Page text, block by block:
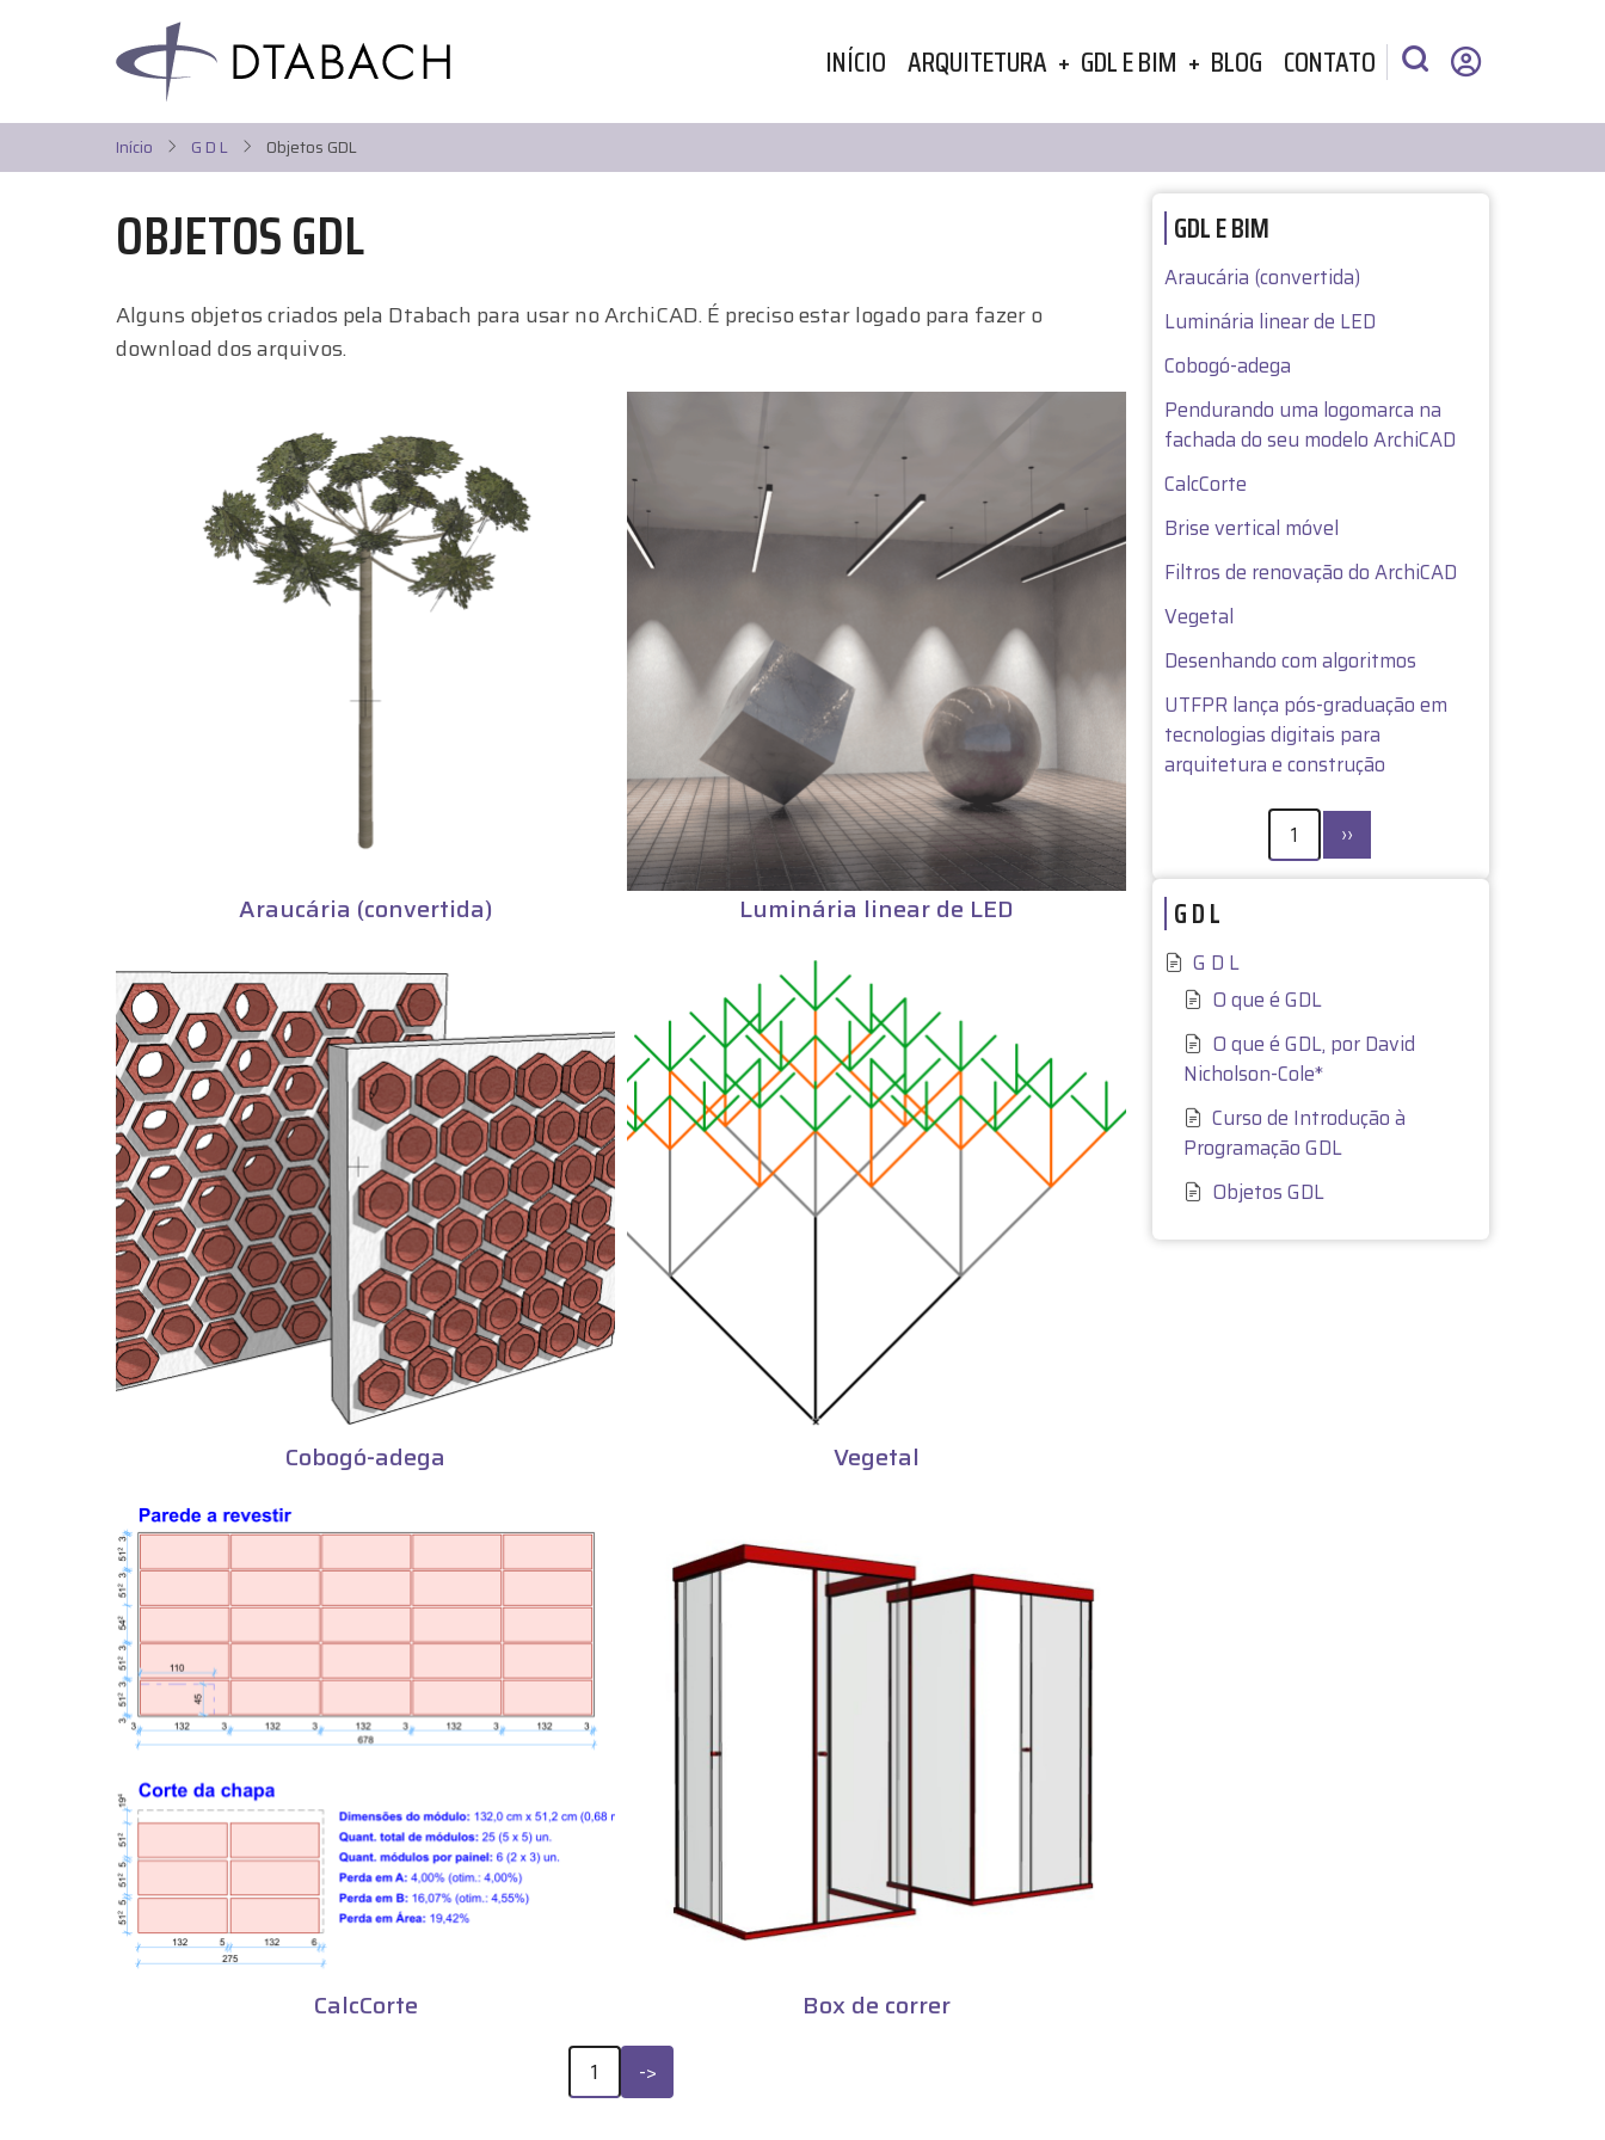
conteúdo
MAIN
NAVIGATION
INÍCIO ARQUITETURA GDL E BIM BLOG CONTATO
Início G D L Objetos GDL
OBJETOS GDL
Alguns objetos criados pela Dtabach para usar no ArchiCAD. É preciso estar logado para fazer o
download dos arquivos.
Araucária (convertida) Luminária linear de LED
Cobogó-adega Vegetal
CalcCorte Box de correr
1
r
->
GDL E BIM
Araucária (convertida)
Luminária linear de LED
Cobogó-adega
Pendurando uma logomarca na
fachada do seu modelo ArchiCAD
CalcCorte
Brise vertical móvel
Filtros de renovação do ArchiCAD
Vegetal
Desenhando com algoritmos
UTFPR lança pós-graduação em
tecnologias digitais para
arquitetura e construção
PAGINAÇÃO1
Próxima
página
››
G D L
G D L
O que é GDL
O que é GDL, por David
Nicholson-Cole*
Curso de Introdução à
Programação GDL
Objetos GDL